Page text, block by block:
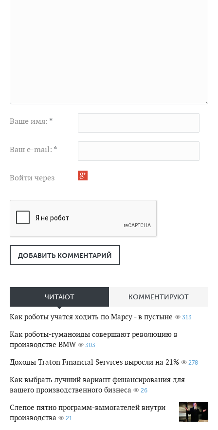
Ваше имя: *
Ваш e-mail: *
Войти через
ДОБАВИТЬ КОММЕНТАРИЙ
ЧИТАЮТ КОММЕНТИРУЮТ
Как роботы учатся ходить по Марсу - в пустыне 313
Как роботы-гуманоиды совершают революцию в
производстве BMW
303
Доходы Traton Financial Services выросли на 21% 278
Как выбрать лучший вариант финансирования для
вашего производственного бизнеса
26
Слепое пятно программ-вымогателей внутри
производства
21